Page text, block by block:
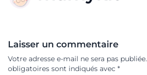
Laisser un commentaire
Votre adresse e-mail ne sera pas publiée.
obligatoires sont indiqués avec *